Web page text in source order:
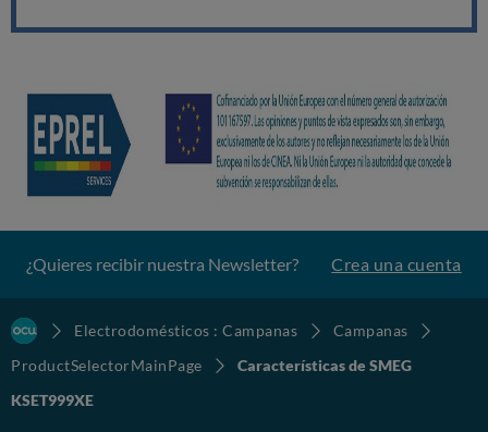
¿Quieres recibir nuestra Newsletter? Crea una cuenta
Electrodomésticos : Campanas
Campanas
ProductSelectorMainPage
Características de SMEG
KSET999XE